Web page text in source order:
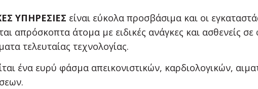
ΥΠΗΡΕΣΙΕΣ είναι εύκολα προσβάσιμα και οι
απρόσκοπτα άτομα με ειδικές ανάγκες και ασθενείς
τελευταίας τεχνολογίας.
ένα ευρύ φάσμα απεικονιστικών, καρδιολογικών,